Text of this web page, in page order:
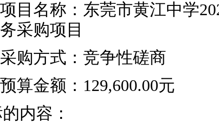
项目名称： 东莞市黄江中学
务采购项目
采购方式：竞争性磋商
预算金额： 129,600.00元
内容：